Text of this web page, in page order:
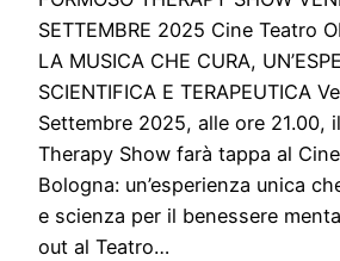
SETTEMBRE 2025 Cine Teatro
LA MUSICA CHE CURA,
SCIENTIFICA E TERAPEUTICA
Settembre 2025, alle ore 21.00,
Therapy Show farà tappa al
Bologna: un’esperienza unica
e scienza per il benessere
out al Teatro…